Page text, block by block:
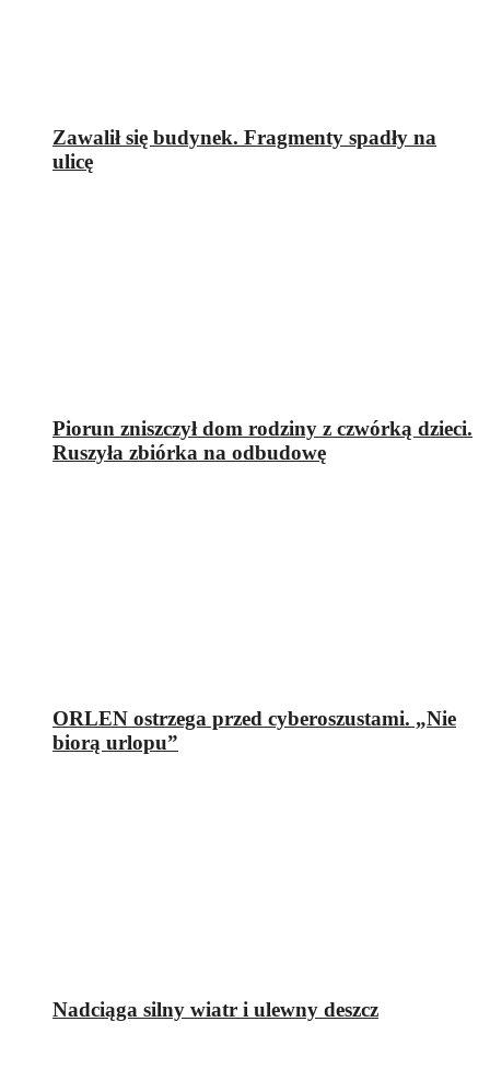
Zawalił się budynek. Fragmenty spadły na
ulicę
Piorun zniszczył dom rodziny z czwórką dzieci.
Ruszyła zbiórka na odbudowę
ORLEN ostrzega przed cyberoszustami. „Nie
biorą urlopu”
Nadciąga silny wiatr i ulewny deszcz